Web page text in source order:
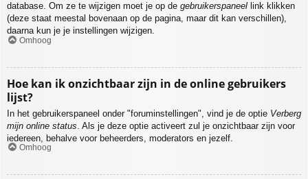
database. Om ze te wijzigen moet je op de gebruikerspaneel link klikken
(deze staat meestal bovenaan op de pagina, maar dit kan verschillen),
daarna kun je je instellingen wijzigen.
Omhoog
Hoe kan ik onzichtbaar zijn in de online gebruikers
lijst?
In het gebruikerspaneel onder "foruminstellingen", vind je de optie Verberg
mijn online status . Als je deze optie activeert zul je onzichtbaar zijn voor
iedereen, behalve voor beheerders, moderators en jezelf.
Omhoog